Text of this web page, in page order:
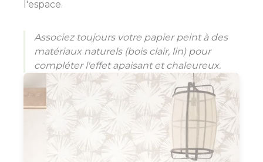
l'espace.
Associez toujours votre papier peint à des
matériaux naturels (bois clair, lin) pour
compléter l'effet apaisant et chaleureux.